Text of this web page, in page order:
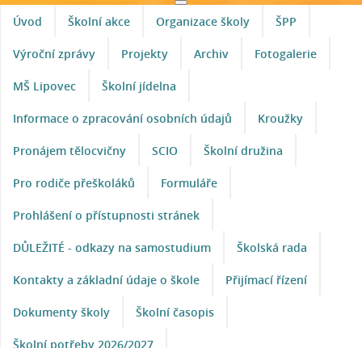
Úvod Školní akce Organizace školy ŠPP
Výroční zprávy Projekty Archiv Fotogalerie
MŠ Lipovec Školní jídelna
Informace o zpracování osobních údajů Kroužky
Pronájem tělocvičny SCIO Školní družina
Pro rodiče přeškoláků Formuláře
Prohlášení o přístupnosti stránek
DŮLEŽITÉ - odkazy na samostudium Školská rada
Kontakty a základní údaje o škole Přijímací řízení
Dokumenty školy Školní časopis
Školní potřeby 2026/2027